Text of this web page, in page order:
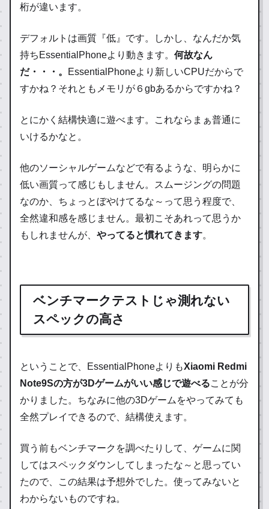
桁が違います。
デフォルトは画質『低』です。しかし、なんだか気
持ちEssentialPhoneより動きます。 何故なん
だ・・・。
EssentialPhoneより新しいCPUだからで
すかね？それともメモリが６gbあるからですかね？
とにかく結構快適に遊べます。これならまぁ普通に
いけるかなと。
他のソーシャルゲームなどで有るような、明らかに
低い画質って感じもしません。スムージングの問題
なのか、ちょっとぼやけてるな～って思う程度で、
全然違和感を感じません。最初こそあれって思うか
もしれませんが、 やってると慣れてきます。
ベンチマークテストじゃ測れない
スペックの高さ
ということで、EssentialPhoneよりもXiaomi Redmi
Note9Sの方が3Dゲームがいい感じで遊べることが分
かりました。ちなみに他の3Dゲームをやってみても
全然プレイできるので、結構使えます。
買う前もベンチマークを調べたりして、ゲームに関
してはスペックダウンしてしまったな～と思ってい
たので、この結果は予想外でした。使ってみないと
わからないものですね。